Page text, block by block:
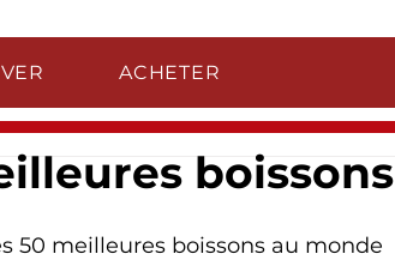
ACHETER
boissons
50 meilleures boissons au monde